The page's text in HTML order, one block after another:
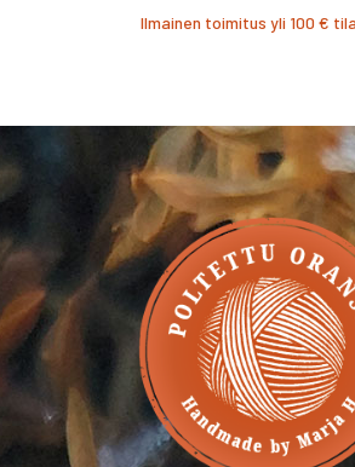
Ilmainen toimitus yli 100 €